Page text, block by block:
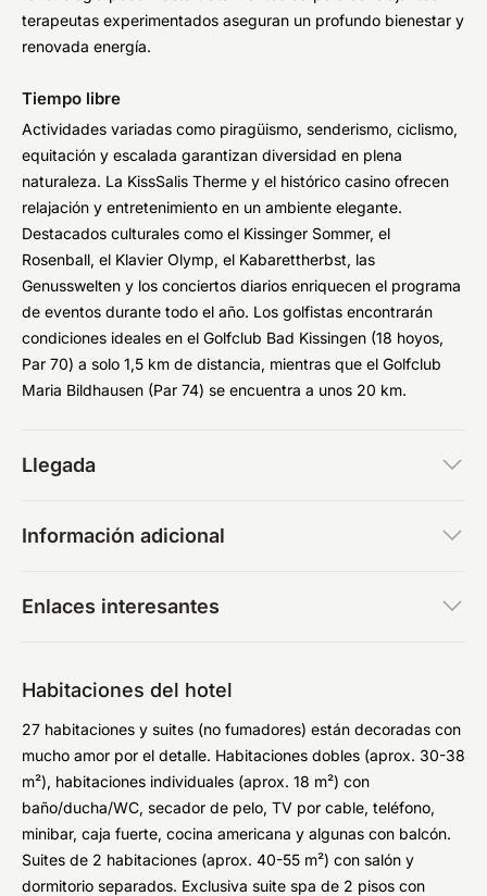
terapeutas experimentados aseguran un profundo bienestar y
renovada energía.
Tiempo libre
Actividades variadas como piragüismo, senderismo, ciclismo,
equitación y escalada garantizan diversidad en plena
naturaleza. La KissSalis Therme y el histórico casino ofrecen
relajación y entretenimiento en un ambiente elegante.
Destacados culturales como el Kissinger Sommer, el
Rosenball, el Klavier Olymp, el Kabarettherbst, las
Genusswelten y los conciertos diarios enriquecen el programa
de eventos durante todo el año. Los golfistas encontrarán
condiciones ideales en el Golfclub Bad Kissingen (18 hoyos,
Par 70) a solo 1,5 km de distancia, mientras que el Golfclub
Maria Bildhausen (Par 74) se encuentra a unos 20 km.
Llegada
Información adicional
Enlaces interesantes
Habitaciones del hotel
27 habitaciones y suites (no fumadores) están decoradas con
mucho amor por el detalle. Habitaciones dobles (aprox. 30-38
m²), habitaciones individuales (aprox. 18 m²) con
baño/ducha/WC, secador de pelo, TV por cable, teléfono,
minibar, caja fuerte, cocina americana y algunas con balcón.
Suites de 2 habitaciones (aprox. 40-55 m²) con salón y
dormitorio separados. Exclusiva suite spa de 2 pisos con